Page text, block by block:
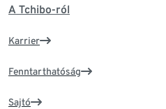
A Tchibo-ról
Karrier
Fenntarthatóság
Sajtó